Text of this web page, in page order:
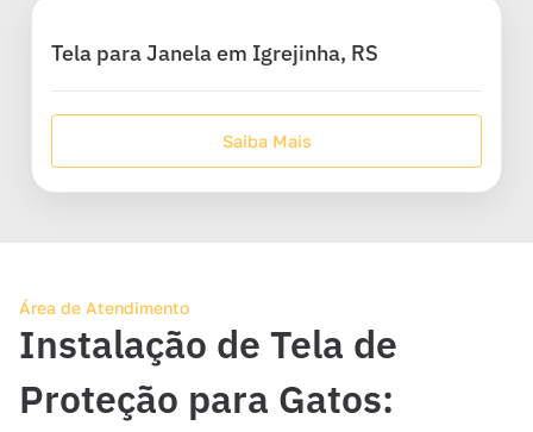
Tela para Janela em Igrejinha, RS
Saiba Mais
Área de Atendimento
Instalação de Tela de
Proteção para Gatos: